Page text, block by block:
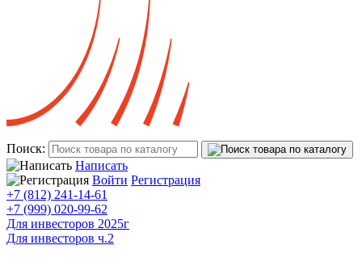
Поиск:
Написать
Войти Регистрация
+7 (812) 241-14-61
+7 (999) 020-99-62
Для инвесторов 2025г
Для инвесторов ч.2